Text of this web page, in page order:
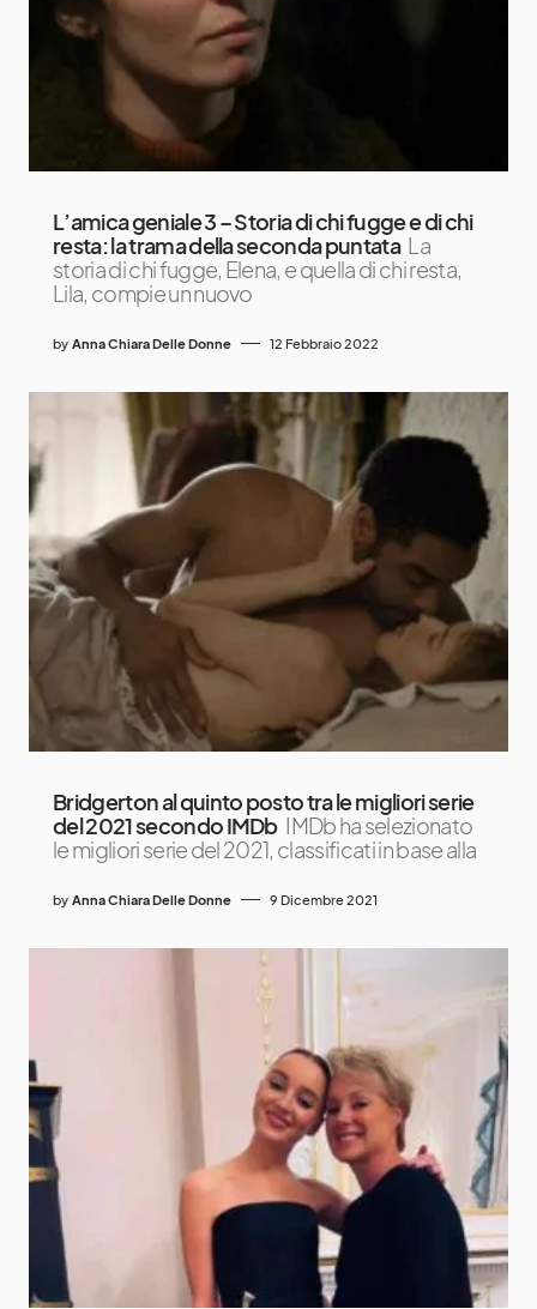
L’amica geniale 3 – Storia di chi fugge e di chi
resta: la trama della seconda puntata La
storia di chi fugge, Elena, e quella di chi resta,
Lila, compie un nuovo
by Anna Chiara Delle Donne 12 Febbraio 2022
Bridgerton al quinto posto tra le migliori serie
del 2021 secondo IMDb IMDb ha selezionato
le migliori serie del 2021, classificati in base alla
by Anna Chiara Delle Donne 9 Dicembre 2021